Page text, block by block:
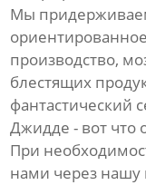
Мы
производство,
блестящих
фантастический
Джидде - вот что
При
нами через нашу